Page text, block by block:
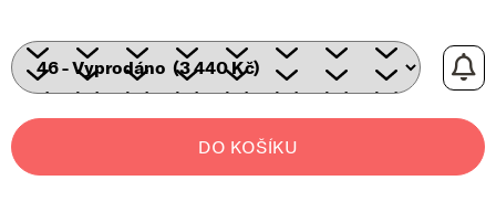
DO KOŠÍKU